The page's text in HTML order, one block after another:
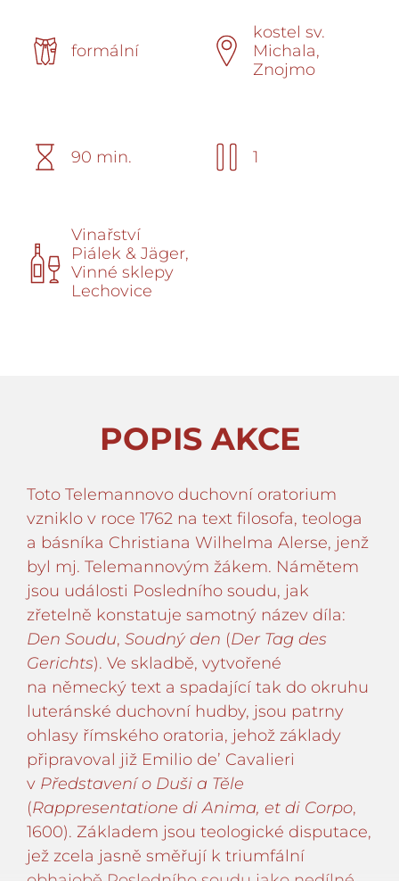
formální
kostel sv.
Michala,
Znojmo
90 min. 1
Vinařství
Piálek & Jäger,
Vinné sklepy
Lechovice
POPIS AKCE
Toto Telemannovo duchovní oratorium
vzniklo v roce 1762 na text filosofa, teologa
a básníka Christiana Wilhelma Alerse, jenž
byl mj. Telemannovým žákem. Námětem
jsou události Posledního soudu, jak
zřetelně konstatuje samotný název díla:
Den Soudu, Soudný den (Der Tag des
Gerichts). Ve skladbě, vytvořené
na německý text a spadající tak do okruhu
luteránské duchovní hudby, jsou patrny
ohlasy římského oratoria, jehož základy
připravoval již Emilio de’ Cavalieri
v Představení o Duši a Těle
(Rappresentatione di Anima, et di Corpo,
1600). Základem jsou teologické disputace,
jež zcela jasně směřují k triumfální